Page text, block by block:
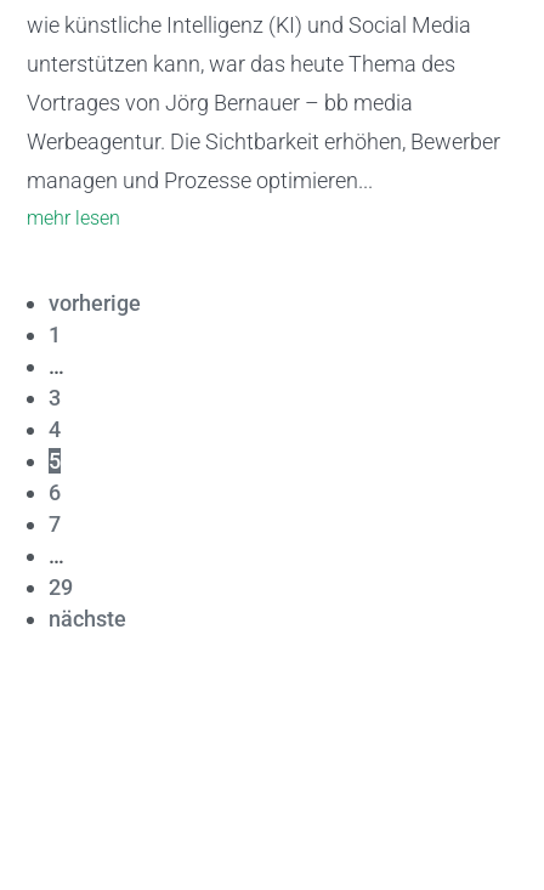
wie künstliche Intelligenz (KI) und Social Media
unterstützen kann, war das heute Thema des
Vortrages von Jörg Bernauer – bb media
Werbeagentur. Die Sichtbarkeit erhöhen, Bewerber
managen und Prozesse optimieren...
mehr lesen
vorherige
1
…
3
4
5
6
7
…
29
nächste